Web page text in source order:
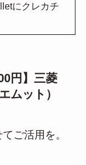
にクレカチ
円】三菱
ムット）
ご活用を。